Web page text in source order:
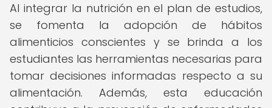
Al integrar la nutrición en el plan de estudios,
se fomenta la adopción de hábitos
alimenticios conscientes y se brinda a los
estudiantes las herramientas necesarias para
tomar decisiones informadas respecto a su
alimentación. Además, esta educación